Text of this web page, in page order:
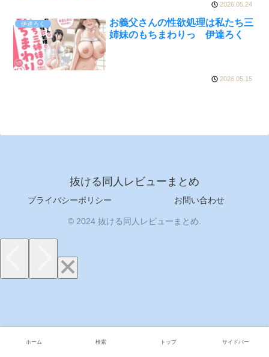
2026.05.24
伊達ろく
お義父さんの性欲処理は私たち三
姉妹のもちまわりっ 伊達ろく
2026.05.15
抜ける同人レビューまとめ
プライバシーポリシー お問い合わせ
© 2024 抜ける同人レビューまとめ.
ホーム 検索 トップ サイドバー